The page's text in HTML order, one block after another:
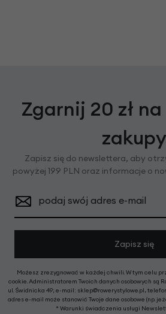
Zgarnij 20 zł
zakupy
Zapisz się do newslettera, aby
powyżej 199 PLN oraz informacje o
podaj swój adres e-mail
Zapisz się
Możesz zrezygnować w każdej chwili. W tym celu
cookie. Administratorem Twoich danych osobowych są
ul. Świdnicka 49; e-mail: sklep@rowerystylowe.pl,
adres e-mail może stanowić Twoje dane osobowe (np.
* Warunki świadczenia usługi